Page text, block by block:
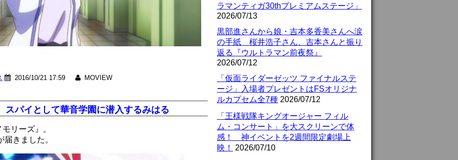
ラマンティガ30thプレミアムステージ」
2026/07/13
黒部進さんから娘・吉本多香美さんへ涙
の手紙 桜井浩子さん、吉本さんと振り
返る『ウルトラマン前夜祭』
2026/07/12
「仮面ライダーゼッツ ファイナルステ
ージ」入場者プレゼントはFSオリジナ
ルカプセム全7種 2026/07/12
「王様戦隊キングオージャー フィル
ム・コンサート」を大スクリーンで体
感！ 神イベントを2週間限定劇場上
映！
2026/07/10
2016/10/21 17:59 MOVIEW
スパイとして華音学園に潜入するみはる
リーズ』。
きました。